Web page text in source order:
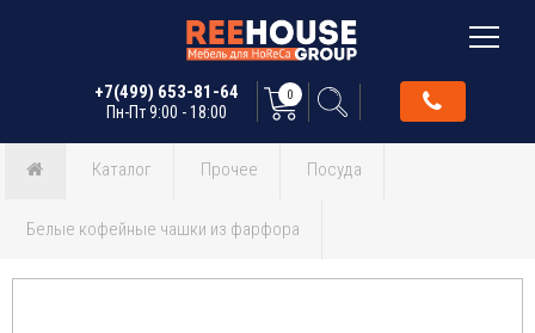
+7(499) 653-81-64
Пн-Пт 9:00 - 18:00
0
Каталог Прочее Посуда
Белые кофейные чашки из фарфора